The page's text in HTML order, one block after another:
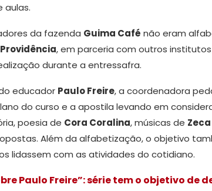
aulas.
da fazenda Guima Café não eram
, em parceria com outros
durante a entressafra.
educador Paulo Freire, a coordenadora
do curso e a apostila levando em
poesia de Cora Coralina, músicas de
Além da alfabetização, o objetivo
lidassem com as atividades do cotidiano.
Paulo Freire”: série tem o objetivo de